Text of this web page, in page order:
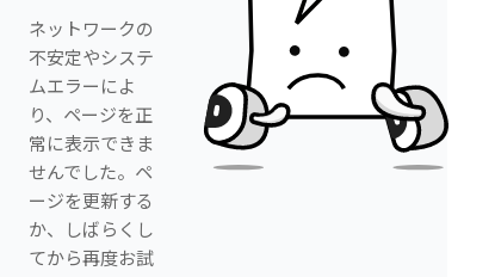
ネットワークの
不安定やシステ
ムエラーによ
り、ページを正
常に表示できま
せんでした。ペ
ージを更新する
か、しばらくし
てから再度お試